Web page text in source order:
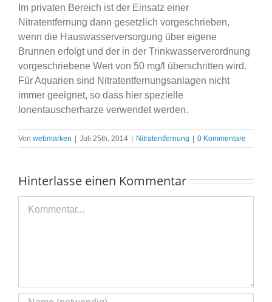
Im privaten Bereich ist der Einsatz einer
Nitratentfernung dann gesetzlich vorgeschrieben,
wenn die Hauswasserversorgung über eigene
Brunnen erfolgt und der in der Trinkwasserverordnung
vorgeschriebene Wert von 50 mg/l überschritten wird.
Für Aquarien sind Nitratentfernungsanlagen nicht
immer geeignet, so dass hier spezielle
Ionentauscherharze verwendet werden.
Von webmarken Juli 25th, 2014 Nitratentfernung 0 Kommentare
Hinterlasse einen Kommentar